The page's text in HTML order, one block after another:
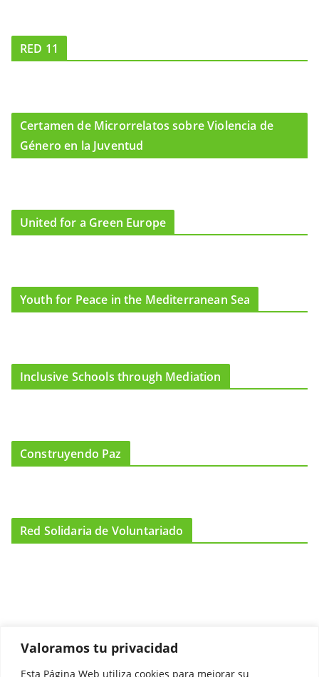
Valoramos tu privacidad
Esta Página Web utiliza cookies para mejorar su
RED 11
Certamen de Microrrelatos sobre Violencia de
Género en la Juventud
United for a Green Europe
Youth for Peace in the Mediterranean Sea
Inclusive Schools through Mediation
Construyendo Paz
Red Solidaria de Voluntariado